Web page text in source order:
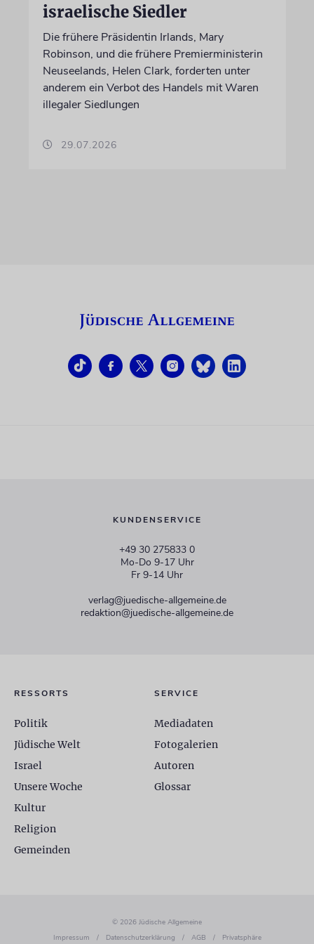
israelische Siedler
Die frühere Präsidentin Irlands, Mary
Robinson, und die frühere Premierministerin
Neuseelands, Helen Clark, forderten unter
anderem ein Verbot des Handels mit Waren
illegaler Siedlungen
29.07.2026
KUNDENSERVICE
+49 30 275833 0
Mo-Do 9-17 Uhr
Fr 9-14 Uhr
verlag@juedische-allgemeine.de
redaktion@juedische-allgemeine.de
RESSORTS
Politik
Jüdische Welt
Israel
Unsere Woche
Kultur
Religion
Gemeinden
SERVICE
Mediadaten
Fotogalerien
Autoren
Glossar
© 2026 Jüdische Allgemeine
Impressum
/ Datenschutzerklärung / AGB / Privatsphäre